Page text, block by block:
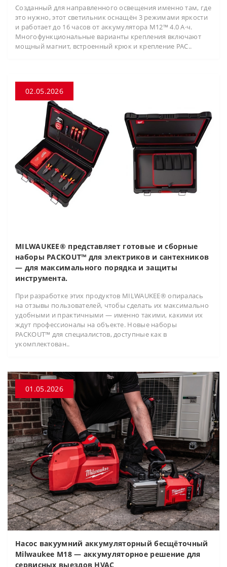
Созданный для направленного освещения именно там, где
это нужно, этот светильник оснащён 3 режимами яркости
и работает до 16 часов от аккумулятора M12™ 4.0 А·ч.
Многофункциональные варианты крепления включают
мощный магнит, встроенный крюк и крепление PAC..
02.05.2026
MILWAUKEE® представляет готовые и сборные
наборы PACKOUT™ для электриков и сантехников
— для максимального порядка и защиты
инструмента.
При разработке этих продуктов MILWAUKEE® опиралась
на отзывы пользователей, чтобы сделать их максимально
удобными и практичными — именно такими, какими их
ждут профессионалы на объекте. Новые наборы
PACKOUT™ для специалистов, доступные как в
укомплектован..
01.05.2026
Насос вакуумний аккумуляторный бесщёточный
Milwaukee M18 — аккумуляторное решение для
сервисных выездов HVAC